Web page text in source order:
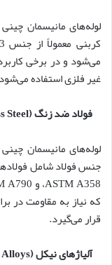
لوله‌های مانیسمان
می‌شود و در برخی
غیر فلزی استفاده
فولاد ضد زنگ(Stainless Steel):
لوله‌های مانیسمان
که نیاز به مقاومت در
قرار می‌گیرد.
آلیاژهای نیکل(Nickel Alloys):